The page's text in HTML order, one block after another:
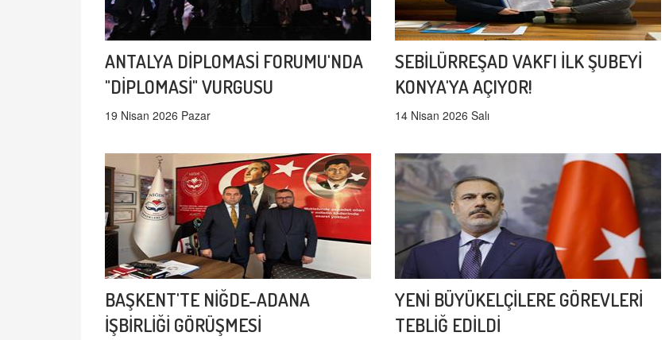
ANTALYA DİPLOMASİ FORUMU'NDA
"DİPLOMASİ" VURGUSU
19 Nisan 2026 Pazar
SEBİLÜRREŞAD VAKFI İLK ŞUBEYİ
KONYA'YA AÇIYOR!
14 Nisan 2026 Salı
BAŞKENT'TE NİĞDE-ADANA
İŞBİRLİĞİ GÖRÜŞMESİ
YENİ BÜYÜKELÇİLERE GÖREVLERİ
TEBLİĞ EDİLDİ